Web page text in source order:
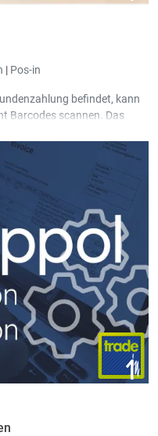
| Pos-in
befindet, kann
Barcodes scannen. Das
ein
im Falle einer Retoure),
als Kommentarzeile zum
kann man diesen
Kundenkarte zuweisen, die